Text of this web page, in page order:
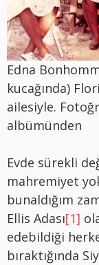
Edna
kucağında)
ailesiyle.
albümünden
Evde sürekli
mahremiyet
bunaldığım
Ellis Adası[1]
edebildiği
bıraktığında